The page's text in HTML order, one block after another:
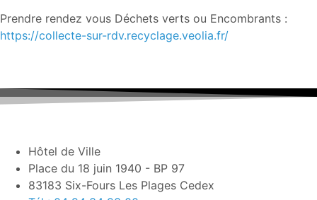
Prendre rendez vous Déchets verts ou Encombrants :
https://collecte-sur-rdv.recyclage.veolia.fr/
Hôtel de Ville
Place du 18 juin 1940 - BP 97
83183 Six-Fours Les Plages Cedex